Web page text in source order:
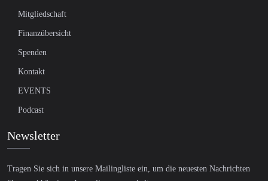
Mitgliedschaft
Finanzübersicht
Spenden
Kontakt
EVENTS
Podcast
Newsletter
Tragen Sie sich in unsere Mailingliste ein, um die neuesten Nachrichten